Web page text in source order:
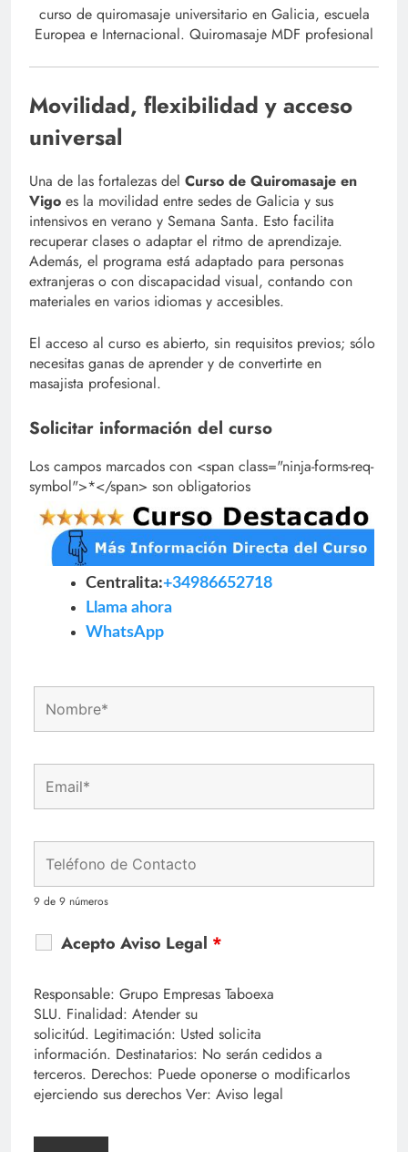
curso de quiromasaje universitario en Galicia, escuela
Europea e Internacional. Quiromasaje MDF profesional
Movilidad, flexibilidad y acceso
universal
Una de las fortalezas del Curso de Quiromasaje en
Vigo es la movilidad entre sedes de Galicia y sus
intensivos en verano y Semana Santa. Esto facilita
recuperar clases o adaptar el ritmo de aprendizaje.
Además, el programa está adaptado para personas
extranjeras o con discapacidad visual, contando con
materiales en varios idiomas y accesibles.
El acceso al curso es abierto, sin requisitos previos; sólo
necesitas ganas de aprender y de convertirte en
masajista profesional.
Solicitar información del curso
Los campos marcados con <span class="ninja-forms-req-
symbol">*</span> son obligatorios
Centralita:+34986652718
Llama ahora
WhatsApp
9 de 9 números
Acepto Aviso Legal *
Responsable: Grupo Empresas Taboexa
SLU. Finalidad: Atender su
solicitúd. Legitimación: Usted solicita
información. Destinatarios: No serán cedidos a
terceros. Derechos: Puede oponerse o modificarlos
ejerciendo sus derechos Ver: Aviso legal